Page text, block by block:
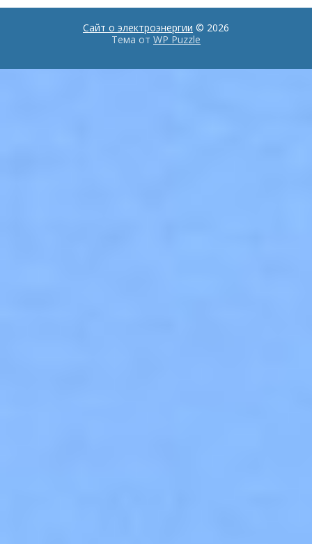
Сайт о электроэнергии © 2026
Тема от WP Puzzle